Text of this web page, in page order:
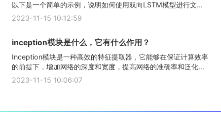
以下是一个简单的示例，说明如何使用双向LSTM模型进行文...
2023-11-15 10:12:59
inception模块是什么，它有什么作用？
Inception模块是一种高效的特征提取器，它能够在保证计算效率
的前提下，增加网络的深度和宽度，提高网络的准确率和泛化...
2023-11-15 10:06:07